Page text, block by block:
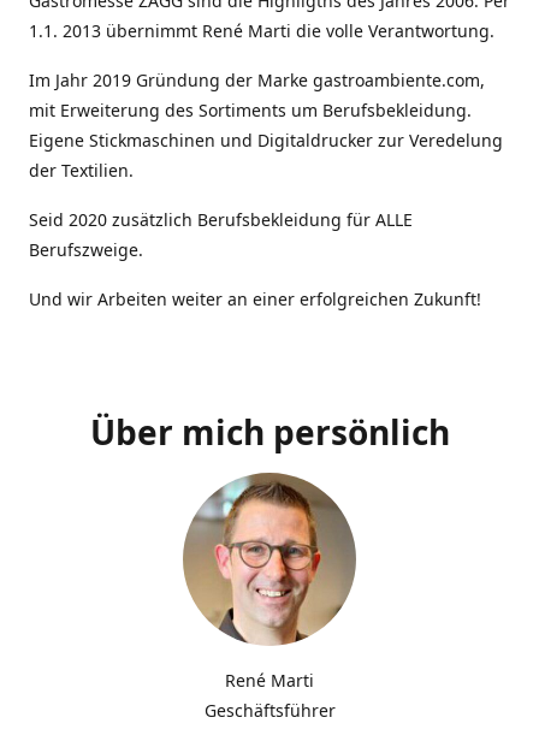
1.1. 2013 übernimmt René Marti die volle Verantwortung.
Im Jahr 2019 Gründung der Marke gastroambiente.com,
mit Erweiterung des Sortiments um Berufsbekleidung.
Eigene Stickmaschinen und Digitaldrucker zur Veredelung
der Textilien.
Seid 2020 zusätzlich Berufsbekleidung für ALLE
Berufszweige.
Und wir Arbeiten weiter an einer erfolgreichen Zukunft!
Über mich persönlich
René Marti
Geschäftsführer